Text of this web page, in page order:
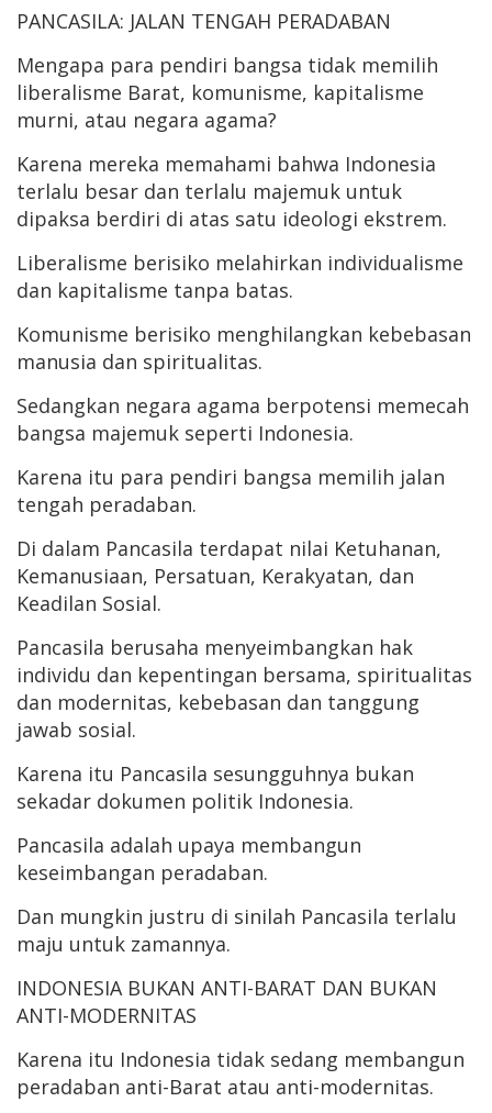
PANCASILA: JALAN TENGAH PERADABAN
Mengapa para pendiri bangsa tidak memilih
liberalisme Barat, komunisme, kapitalisme
murni, atau negara agama?
Karena mereka memahami bahwa Indonesia
terlalu besar dan terlalu majemuk untuk
dipaksa berdiri di atas satu ideologi ekstrem.
Liberalisme berisiko melahirkan individualisme
dan kapitalisme tanpa batas.
Komunisme berisiko menghilangkan kebebasan
manusia dan spiritualitas.
Sedangkan negara agama berpotensi memecah
bangsa majemuk seperti Indonesia.
Karena itu para pendiri bangsa memilih jalan
tengah peradaban.
Di dalam Pancasila terdapat nilai Ketuhanan,
Kemanusiaan, Persatuan, Kerakyatan, dan
Keadilan Sosial.
Pancasila berusaha menyeimbangkan hak
individu dan kepentingan bersama, spiritualitas
dan modernitas, kebebasan dan tanggung
jawab sosial.
Karena itu Pancasila sesungguhnya bukan
sekadar dokumen politik Indonesia.
Pancasila adalah upaya membangun
keseimbangan peradaban.
Dan mungkin justru di sinilah Pancasila terlalu
maju untuk zamannya.
INDONESIA BUKAN ANTI-BARAT DAN BUKAN
ANTI-MODERNITAS
Karena itu Indonesia tidak sedang membangun
peradaban anti-Barat atau anti-modernitas.